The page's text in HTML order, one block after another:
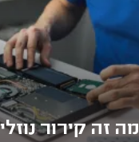
מה זה קירור